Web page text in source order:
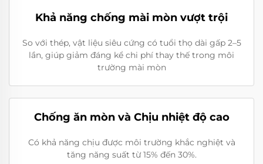
Khả năng chống mài mòn vượt trội
So với thép, vật liệu siêu cứng có tuổi thọ dài gấp 2–5
lần, giúp giảm đáng kể chi phí thay thế trong môi
trường mài mòn
Chống ăn mòn và Chịu nhiệt độ cao
Có khả năng chịu được môi trường khắc nghiệt và
tăng năng suất từ 15% đến 30%.